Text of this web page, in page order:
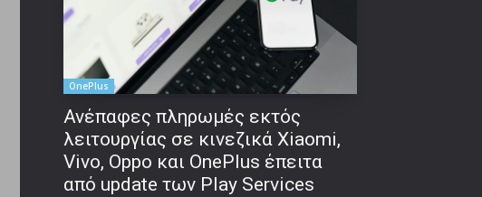
OnePlus
Ανέπαφες πληρωμές εκτός
λειτουργίας σε κινεζικά Xiaomi,
Vivo, Oppo και OnePlus έπειτα
από update των Play Services